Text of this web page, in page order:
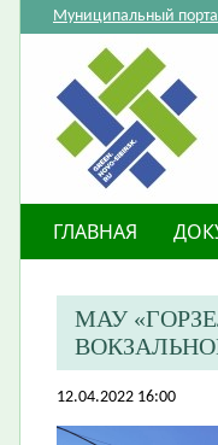
Муниципальный
ГЛАВНАЯ
МАУ
12.04.2022 16:00